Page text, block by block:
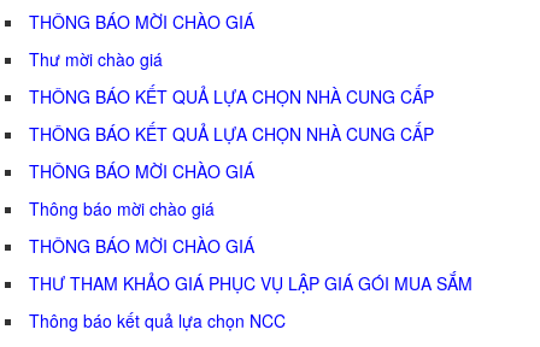
THÔNG BÁO MỜI CHÀO GIÁ
Thư mời chào giá
THÔNG BÁO KẾT QUẢ LỰA CHỌN NHÀ CUNG CẤP
THÔNG BÁO KẾT QUẢ LỰA CHỌN NHÀ CUNG CẤP
THÔNG BÁO MỜI CHÀO GIÁ
Thông báo mời chào giá
THÔNG BÁO MỜI CHÀO GIÁ
THƯ THAM KHẢO GIÁ PHỤC VỤ LẬP GIÁ GÓI MUA SẮM
Thông báo kết quả lựa chọn NCC